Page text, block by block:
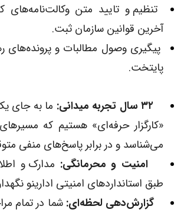
تنظیم و تایید متن وکالت‌نامه‌های
آخرین قوانین سازمان ثبت.
پیگیری وصول مطالبات و پرونده‌های
پایتخت.
ما به جای
«کارگزار حرفه‌ای» هستیم که
می‌شناسد و در برابر پاسخ‌های منفی
امنیت و محرمانگی: مدارک و
طبق استانداردهای امنیتی ادارینو
گزارش‌دهی لحظه‌ای: شما در تمام